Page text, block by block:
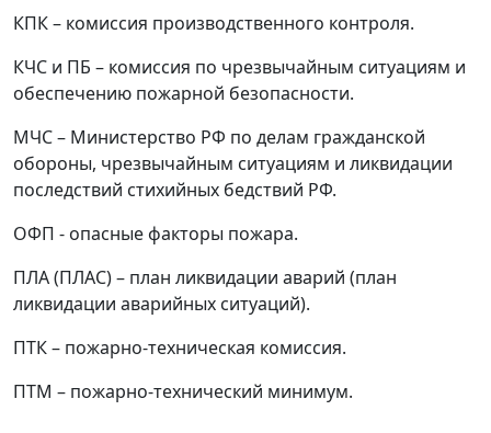
КПК– комиссия производственного контроля.
КЧС и ПБ – комиссия по чрезвычайным ситуациям и
обеспечению пожарной безопасности.
МЧС– Министерство РФ по делам гражданской
обороны, чрезвычайным ситуациям и ликвидации
последствий стихийных бедствий РФ.
ОФП - опасные факторы пожара.
ПЛА (ПЛАС)– план ликвидации аварий (план
ликвидации аварийных ситуаций).
ПТК– пожарно-техническая комиссия.
ПТМ – пожарно-технический минимум.